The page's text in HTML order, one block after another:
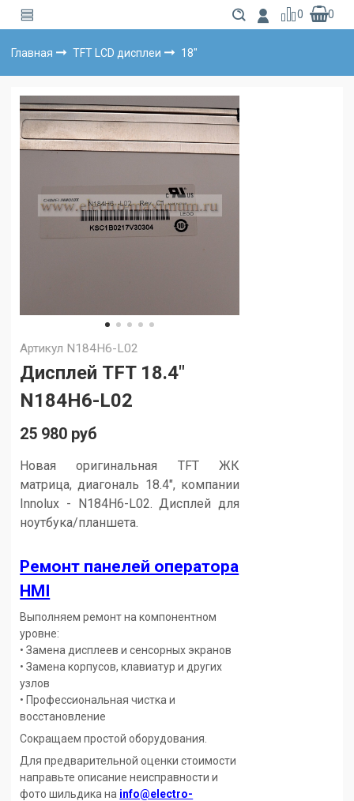
0 0
Главная TFT LCD дисплеи 18"
Артикул N184H6-L02
Дисплей TFT 18.4"
N184H6-L02
25 980 руб
Новая оригинальная TFT ЖК
матрица, диагональ 18.4", компании
Innolux - N184H6-L02. Дисплей для
ноутбука/планшета.
Ремонт панелей оператора
HMI
Выполняем ремонт на компонентном
уровне:
• Замена дисплеев и сенсорных экранов
• Замена корпусов, клавиатур и других
узлов
• Профессиональная чистка и
восстановление
Сокращаем простой оборудования.
Для предварительной оценки стоимости
направьте описание неисправности и
фото шильдика на info@electro-